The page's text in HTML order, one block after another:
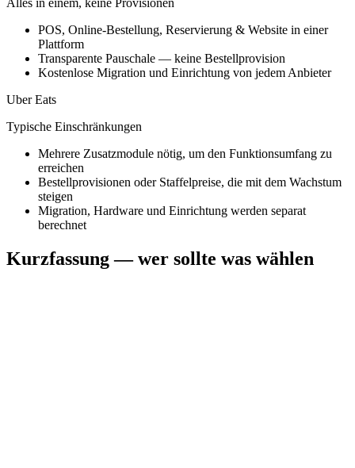
POS, Online-Bestellung, Reservierung & Website in einer
Plattform
Transparente Pauschale — keine Bestellprovision
Kostenlose Migration und Einrichtung von jedem Anbieter
Uber Eats
Typische Einschränkungen
Mehrere Zusatzmodule nötig, um den Funktionsumfang zu
erreichen
Bestellprovisionen oder Staffelpreise, die mit dem Wachstum
steigen
Migration, Hardware und Einrichtung werden separat
berechnet
Kurzfassung — wer sollte was wählen